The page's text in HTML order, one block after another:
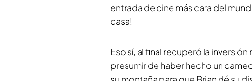
entrada de cine más cara del
casa!
Eso sí, al final recuperó la
presumir de haber hecho un